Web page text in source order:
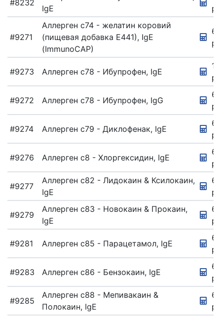
#8232
IgE
#9271
Аллерген c74 - желатин коровий
(пищевая добавка Е441), IgE
(ImmunoCAP)
#9273 Аллерген c78 - Ибупрофен, IgE
#9272 Аллерген c78 - Ибупрофен, IgG
#9274 Аллерген c79 - Диклофенак, IgE
#9276 Аллерген c8 - Хлоргексидин, IgE
#9277
Аллерген c82 - Лидокаин & Ксилокаин,
IgE
#9279
Аллерген c83 - Новокаин & Прокаин,
IgE
#9281 Аллерген c85 - Парацетамол, IgE
#9283 Аллерген c86 - Бензокаин, IgE
#9285
Аллерген c88 - Мепивакаин &
Полокаин, IgE